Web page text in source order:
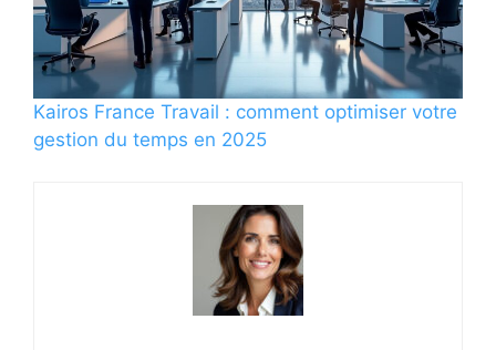
Kairos France Travail : comment optimiser votre
gestion du temps en 2025